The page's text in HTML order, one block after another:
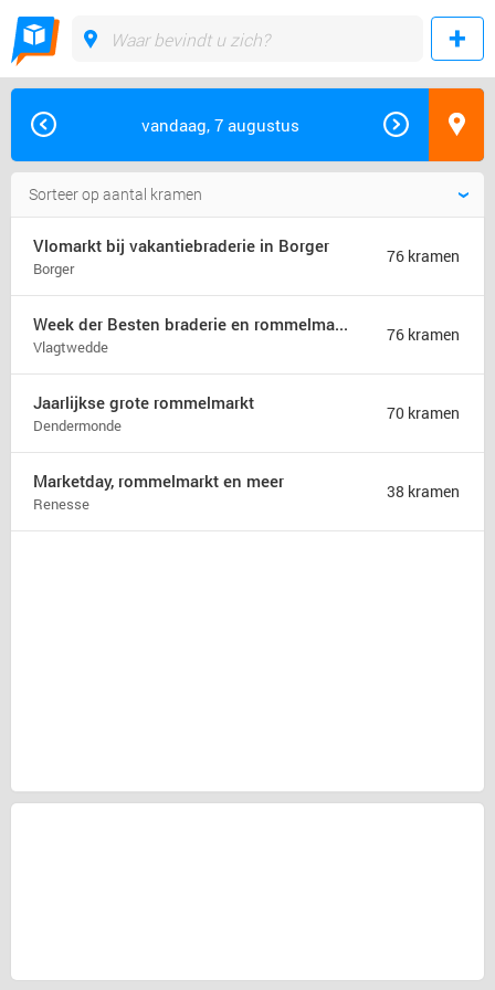
vandaag, 7 augustus
Vlomarkt bij vakantiebraderie in Borger
Borger
76 kramen
Week der Besten braderie en rommelmarkt (jaarmarkt)
Vlagtwedde
76 kramen
Jaarlijkse grote rommelmarkt
Dendermonde
70 kramen
Marketday, rommelmarkt en meer
Renesse
38 kramen